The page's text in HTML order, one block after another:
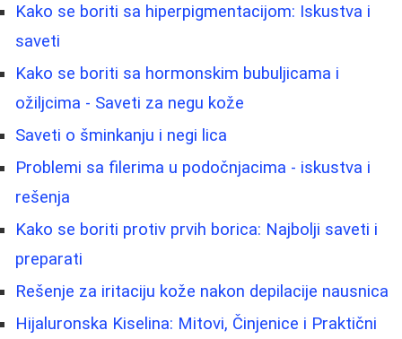
Kako se boriti sa hiperpigmentacijom: Iskustva i
saveti
Kako se boriti sa hormonskim bubuljicama i
ožiljcima - Saveti za negu kože
Saveti o šminkanju i negi lica
Problemi sa filerima u podočnjacima - iskustva i
rešenja
Kako se boriti protiv prvih borica: Najbolji saveti i
preparati
Rešenje za iritaciju kože nakon depilacije nausnica
Hijaluronska Kiselina: Mitovi, Činjenice i Praktični